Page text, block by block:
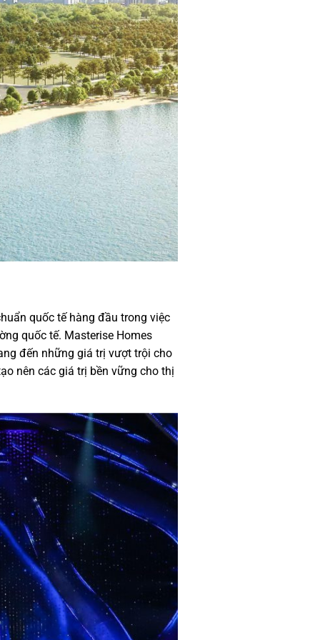
quốc tế hàng đầu trong việc
quốc tế. Masterise Homes
đến những giá trị vượt trội cho
nên các giá trị bền vững cho thị